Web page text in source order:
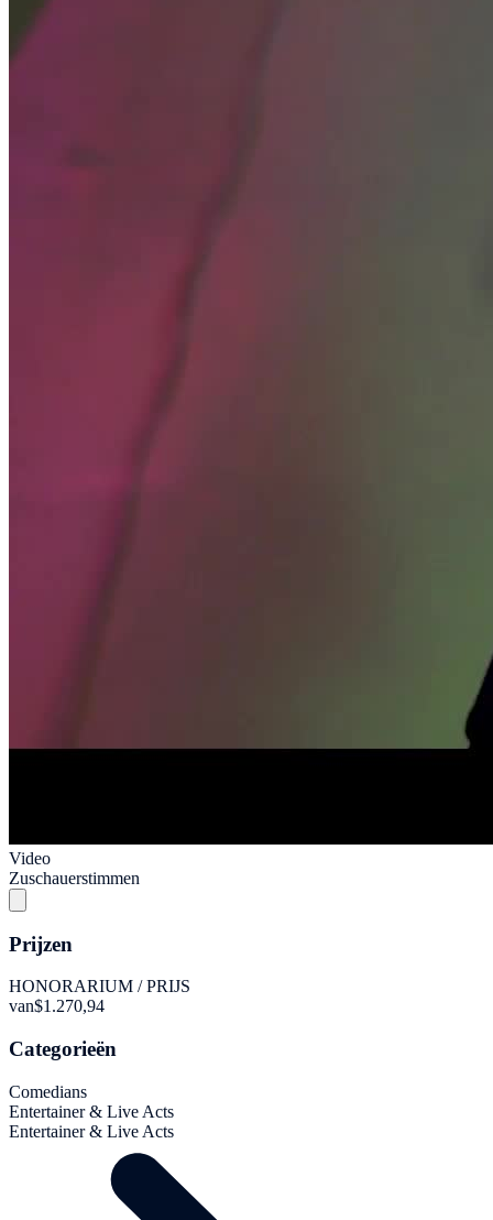
Video
Zuschauerstimmen
Prijzen
HONORARIUM / PRIJS
van$1.270,94
Categorieën
Comedians
Entertainer & Live Acts
Entertainer & Live Acts